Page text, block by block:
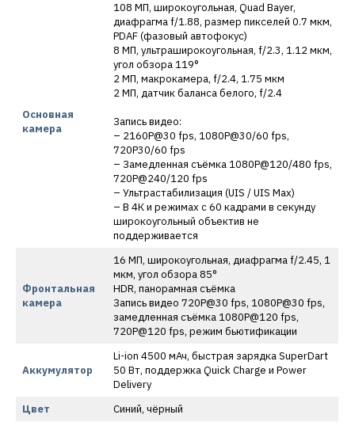
Основная
камера
108 МП, широкоугольная, Quad Bayer,
диафрагма f/1.88, размер пикселей 0.7 мкм,
PDAF (фазовый автофокус)
8 МП, ультраширокоугольная, f/2.3, 1.12 мкм,
угол обзора 119°
2 МП, макрокамера, f/2.4, 1.75 мкм
2 МП, датчик баланса белого, f/2.4
Запись видео:
– 2160P@30 fps, 1080P@30/60 fps,
720P30/60 fps
– Замедленная съёмка 1080P@120/480 fps,
720P@240/120 fps
– Ультрастабилизация (UIS / UIS Max)
– В 4К и режимах с 60 кадрами в секунду
широкоугольный объектив не
поддерживается
Фронтальная
камера
16 МП, широкоугольная, диафрагма f/2.45, 1
мкм, угол обзора 85°
HDR, панорамная съёмка
Запись видео 720P@30 fps, 1080P@30 fps,
замедленная съёмка 1080P@120 fps,
720P@120 fps, режим бьютификации
Аккумулятор
Li-ion 4500 мАч, быстрая зарядка SuperDart
50 Вт, поддержка Quick Charge и Power
Delivery
Цвет
Синий, чёрный